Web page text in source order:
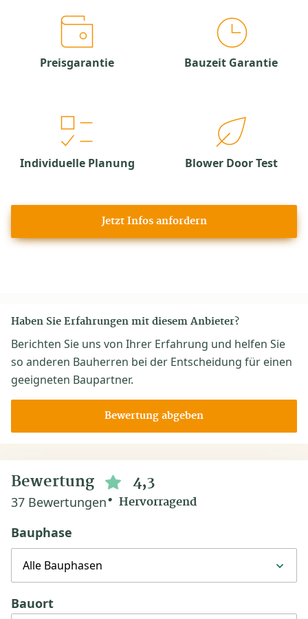
Preisgarantie Bauzeit Garantie
Individuelle Planung Blower Door Test
Jetzt Infos anfordern
Haben Sie Erfahrungen mit diesem Anbieter?
Berichten Sie uns von Ihrer Erfahrung und helfen Sie
so anderen Bauherren bei der Entscheidung für einen
geeigneten Baupartner.
Bewertung abgeben
Bewertung 4,3
37 Bewertungen Hervorragend
Bauphase
Alle Bauphasen
Bauort